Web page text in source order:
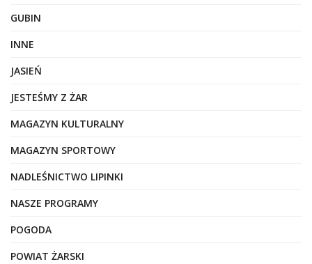
GUBIN
INNE
JASIEŃ
JESTEŚMY Z ŻAR
MAGAZYN KULTURALNY
MAGAZYN SPORTOWY
NADLEŚNICTWO LIPINKI
NASZE PROGRAMY
POGODA
POWIAT ŻARSKI